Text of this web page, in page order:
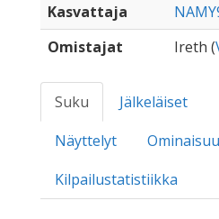
Kasvattaja
Omistajat
Ireth (
Suku Jälkeläiset
Näyttelyt
Kilpailustatistiikka